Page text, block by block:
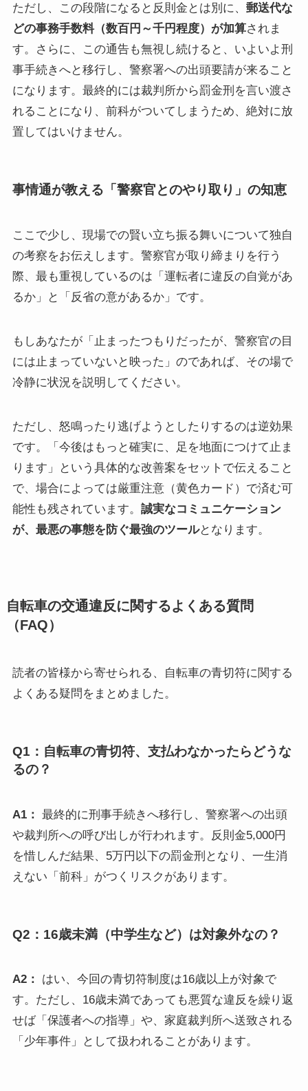
ただし、この段階になると反則金とは別に、 郵送代な
どの事務手数料（数百円～千円程度）が加算されま
す。さらに、この通告も無視し続けると、いよいよ刑
事手続きへと移行し、警察署への出頭要請が来ること
になります。最終的には裁判所から罰金刑を言い渡さ
れることになり、前科がついてしまうため、絶対に放
置してはいけません。
事情通が教える「警察官とのやり取り」の知恵
ここで少し、現場での賢い立ち振る舞いについて独自
の考察をお伝えします。警察官が取り締まりを行う
際、最も重視しているのは「運転者に違反の自覚があ
るか」と「反省の意があるか」です。
もしあなたが「止まったつもりだったが、警察官の目
には止まっていないと映った」のであれば、その場で
冷静に状況を説明してください。
ただし、怒鳴ったり逃げようとしたりするのは逆効果
です。「今後はもっと確実に、足を地面につけて止ま
ります」という具体的な改善案をセットで伝えること
で、場合によっては厳重注意（黄色カード）で済む可
能性も残されています。 誠実なコミュニケーション
が、最悪の事態を防ぐ最強のツールとなります。
自転車の交通違反に関するよくある質問
（FAQ）
読者の皆様から寄せられる、自転車の青切符に関する
よくある疑問をまとめました。
Q1：自転車の青切符、支払わなかったらどうな
るの？
A1： 最終的に刑事手続きへ移行し、警察署への出頭
や裁判所への呼び出しが行われます。反則金5,000円
を惜しんだ結果、5万円以下の罰金刑となり、一生消
えない「前科」がつくリスクがあります。
Q2：16歳未満（中学生など）は対象外なの？
A2：
はい、今回の青切符制度は16歳以上が対象で
す。ただし、16歳未満であっても悪質な違反を繰り返
せば「保護者への指導」や、家庭裁判所へ送致される
「少年事件」として扱われることがあります。